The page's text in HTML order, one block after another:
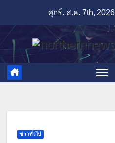
content
ศุกร์. ส.ค. 7th, 2026
ข่าวทั่วไป